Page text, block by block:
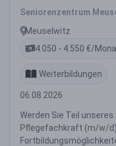
Seniorenzentrum
Meuselwitz
4.050 - 4.550 €/
Weiterbildungen
06.08.2026
Werden Sie Teil
Pflegefachkraft (m/w/